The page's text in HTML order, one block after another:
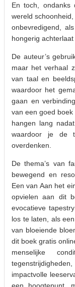
En toch, ondanks
wereld
onbevredigend,
hongerig achterlaat
De auteur’s
maar het verhaal
van taal en
waardoor het
gaan en
van een goed
hangen lang
waardoor je de
overdenken.
De thema’s van
bewegend en
Een van Aan het
opvielen aan dit
evocatieve
los te laten, als
van bloeiende
dit boek gratis
menselijke
impactvolle
een hoogtepunt,